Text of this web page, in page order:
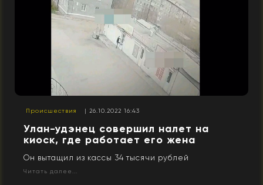
Происшествия | 26.10.2022 16:43
Улан-удэнец совершил налет на
киоск, где работает его жена
Он вытащил из кассы 34 тысячи рублей
Читать далее...